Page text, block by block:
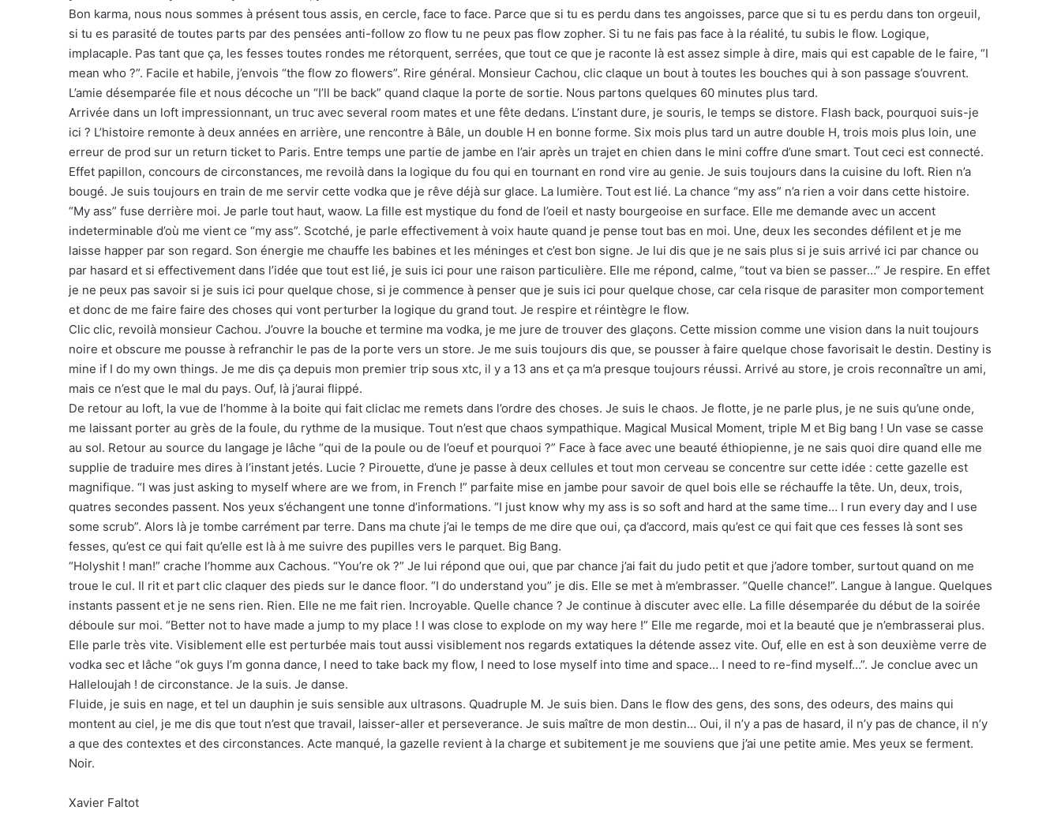
Bon karma, nous nous sommes à présent tous assis, en cercle, face to face. Parce que si tu es perdu dans tes angoisses, parce que si tu es perdu dans ton orgeuil,
si tu es parasité de toutes parts par des pensées anti-follow zo flow tu ne peux pas flow zopher. Si tu ne fais pas face à la réalité, tu subis le flow. Logique,
implacaple. Pas tant que ça, les fesses toutes rondes me rétorquent, serrées, que tout ce que je raconte là est assez simple à dire, mais qui est capable de le faire, “I
mean who ?”. Facile et habile, j’envois “the flow zo flowers”. Rire général. Monsieur Cachou, clic claque un bout à toutes les bouches qui à son passage s’ouvrent.
L’amie désemparée file et nous décoche un “I’ll be back” quand claque la porte de sortie. Nous partons quelques 60 minutes plus tard.
Arrivée dans un loft impressionnant, un truc avec several room mates et une fête dedans. L’instant dure, je souris, le temps se distore. Flash back, pourquoi suis-je
ici ? L’histoire remonte à deux années en arrière, une rencontre à Bâle, un double H en bonne forme. Six mois plus tard un autre double H, trois mois plus loin, une
erreur de prod sur un return ticket to Paris. Entre temps une partie de jambe en l’air après un trajet en chien dans le mini coffre d’une smart. Tout ceci est connecté.
Effet papillon, concours de circonstances, me revoilà dans la logique du fou qui en tournant en rond vire au genie. Je suis toujours dans la cuisine du loft. Rien n’a
bougé. Je suis toujours en train de me servir cette vodka que je rêve déjà sur glace. La lumière. Tout est lié. La chance “my ass” n’a rien a voir dans cette histoire.
“My ass” fuse derrière moi. Je parle tout haut, waow. La fille est mystique du fond de l’oeil et nasty bourgeoise en surface. Elle me demande avec un accent
indeterminable d’où me vient ce “my ass”. Scotché, je parle effectivement à voix haute quand je pense tout bas en moi. Une, deux les secondes défilent et je me
laisse happer par son regard. Son énergie me chauffe les babines et les méninges et c’est bon signe. Je lui dis que je ne sais plus si je suis arrivé ici par chance ou
par hasard et si effectivement dans l’idée que tout est lié, je suis ici pour une raison particulière. Elle me répond, calme, “tout va bien se passer…” Je respire. En effet
je ne peux pas savoir si je suis ici pour quelque chose, si je commence à penser que je suis ici pour quelque chose, car cela risque de parasiter mon comportement
et donc de me faire faire des choses qui vont perturber la logique du grand tout. Je respire et réintègre le flow.
Clic clic, revoilà monsieur Cachou. J’ouvre la bouche et termine ma vodka, je me jure de trouver des glaçons. Cette mission comme une vision dans la nuit toujours
noire et obscure me pousse à refranchir le pas de la porte vers un store. Je me suis toujours dis que, se pousser à faire quelque chose favorisait le destin. Destiny is
mine if I do my own things. Je me dis ça depuis mon premier trip sous xtc, il y a 13 ans et ça m’a presque toujours réussi. Arrivé au store, je crois reconnaître un ami,
mais ce n’est que le mal du pays. Ouf, là j’aurai flippé.
De retour au loft, la vue de l’homme à la boite qui fait cliclac me remets dans l’ordre des choses. Je suis le chaos. Je flotte, je ne parle plus, je ne suis qu’une onde,
me laissant porter au grès de la foule, du rythme de la musique. Tout n’est que chaos sympathique. Magical Musical Moment, triple M et Big bang ! Un vase se casse
au sol. Retour au source du langage je lâche “qui de la poule ou de l’oeuf et pourquoi ?” Face à face avec une beauté éthiopienne, je ne sais quoi dire quand elle me
supplie de traduire mes dires à l’instant jetés. Lucie ? Pirouette, d’une je passe à deux cellules et tout mon cerveau se concentre sur cette idée : cette gazelle est
magnifique. “I was just asking to myself where are we from, in French !” parfaite mise en jambe pour savoir de quel bois elle se réchauffe la tête. Un, deux, trois,
quatres secondes passent. Nos yeux s’échangent une tonne d’informations. “I just know why my ass is so soft and hard at the same time… I run every day and I use
some scrub”. Alors là je tombe carrément par terre. Dans ma chute j’ai le temps de me dire que oui, ça d’accord, mais qu’est ce qui fait que ces fesses là sont ses
fesses, qu’est ce qui fait qu’elle est là à me suivre des pupilles vers le parquet. Big Bang.
“Holyshit ! man!” crache l’homme aux Cachous. “You’re ok ?” Je lui répond que oui, que par chance j’ai fait du judo petit et que j’adore tomber, surtout quand on me
troue le cul. Il rit et part clic claquer des pieds sur le dance floor. “I do understand you” je dis. Elle se met à m’embrasser. “Quelle chance!”. Langue à langue. Quelques
instants passent et je ne sens rien. Rien. Elle ne me fait rien. Incroyable. Quelle chance ? Je continue à discuter avec elle. La fille désemparée du début de la soirée
déboule sur moi. “Better not to have made a jump to my place ! I was close to explode on my way here !” Elle me regarde, moi et la beauté que je n’embrasserai plus.
Elle parle très vite. Visiblement elle est perturbée mais tout aussi visiblement nos regards extatiques la détende assez vite. Ouf, elle en est à son deuxième verre de
vodka sec et lâche “ok guys I’m gonna dance, I need to take back my flow, I need to lose myself into time and space… I need to re-find myself…”. Je conclue avec un
Halleloujah ! de circonstance. Je la suis. Je danse.
Fluide, je suis en nage, et tel un dauphin je suis sensible aux ultrasons. Quadruple M. Je suis bien. Dans le flow des gens, des sons, des odeurs, des mains qui
montent au ciel, je me dis que tout n’est que travail, laisser-aller et perseverance. Je suis maître de mon destin… Oui, il n’y a pas de hasard, il n’y pas de chance, il n’y
a que des contextes et des circonstances. Acte manqué, la gazelle revient à la charge et subitement je me souviens que j’ai une petite amie. Mes yeux se ferment.
Noir.
Xavier Faltot